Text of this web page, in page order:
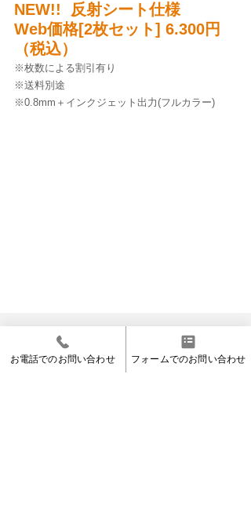
NEW!!  反射シート仕様
Web価格[2枚セット] 6.300円
（税込）
※枚数による割引有り
※送料別途
※0.8mm＋インクジェット出力(フルカラー)
コメント
お電話でのお問い合わせ フォームでのお問い合わせ